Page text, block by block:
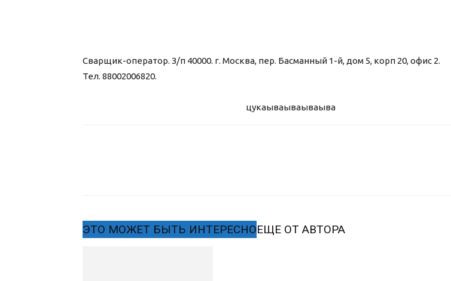
Сварщик-оператор. З/п 40000. г. Москва, пер. Басманный 1-й, дом 5, корп 20, офис 2.
Тел. 88002006820.
цукаываываываыва
ЭТО МОЖЕТ БЫТЬ ИНТЕРЕСНОЕЩЕ ОТ АВТОРА